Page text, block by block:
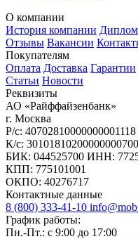
О компании
История компании
Отзывы Вакансии
Покупателям
Оплата Доставка Гарантии
Статьи Новости
Реквизиты
АО «Райффайзенбанк»
г. Москва
Р/с: 40702810000000001118
К/с: 30101810200000000700
БИК: 044525700 ИНН:
КПП: 775101001
ОКПО: 40276717
Контактные данные
8 (800) 333-41-10
График работы:
Пн.-Пт.: с 9:00 до 17:00